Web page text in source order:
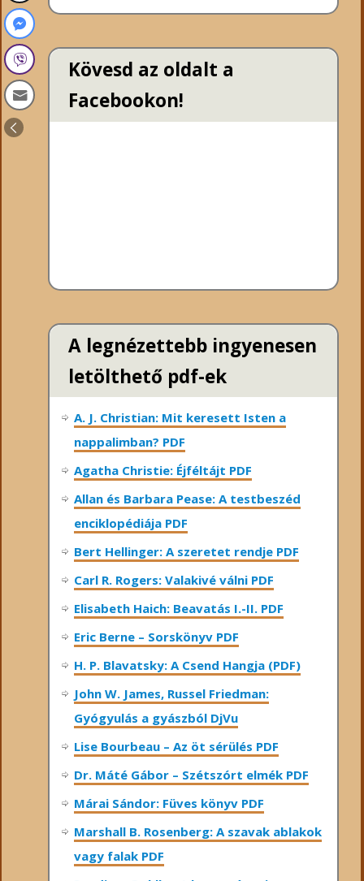
Kövesd az oldalt a
Facebookon!
A legnézettebb ingyenesen
letölthető pdf-ek
A. J. Christian: Mit keresett Isten a
nappalimban? PDF
Agatha Christie: Éjféltájt PDF
Allan és Barbara Pease: A testbeszéd
enciklopédiája PDF
Bert Hellinger: A ​szeretet rendje PDF
Carl R. Rogers: Valakivé válni PDF
Elisabeth Haich: Beavatás I.-II. PDF
Eric Berne – Sorskönyv PDF
H. P. Blavatsky: A Csend Hangja (PDF)
John W. James, Russel Friedman:
Gyógyulás a gyászból DjVu
Lise Bourbeau – Az öt sérülés PDF
Dr. Máté Gábor – Szétszórt elmék PDF
Márai Sándor: Füves könyv PDF
Marshall B. Rosenberg: A szavak ablakok
vagy falak PDF